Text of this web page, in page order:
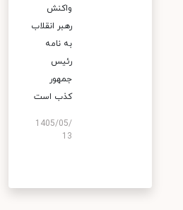
واکنش
رهبر انقلاب
به نامه
رئیس
جمهور
کذب است
1405/05/
13